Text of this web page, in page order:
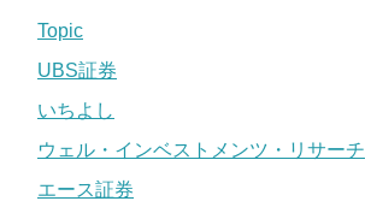
Topic
UBS証券
いちよし
ウェル・インベストメンツ・リサーチ
エース証券